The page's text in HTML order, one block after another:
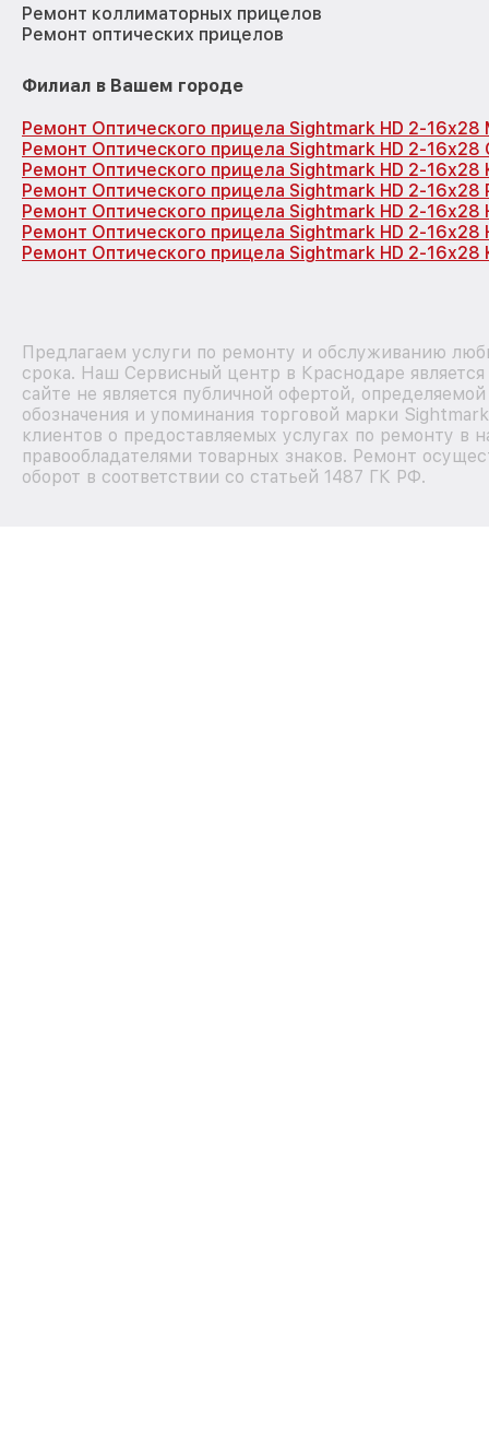
Ремонт коллиматорных прицелов
Ремонт оптических прицелов
Филиал в Вашем городе
Ремонт Оптического прицела Sightmark HD 2-16x28
Ремонт Оптического прицела Sightmark HD 2-16x28
Ремонт Оптического прицела Sightmark HD 2-16x28
Ремонт Оптического прицела Sightmark HD 2-
Ремонт Оптического прицела Sightmark HD 2-
Ремонт Оптического прицела Sightmark HD 2-16x28
Ремонт Оптического прицела Sightmark HD 2-16x28
Предлагаем услуги по ремонту и обслуживанию
срока. Наш Сервисный центр в Краснодаре
сайте не является публичной офертой,
обозначения и упоминания торговой марки
клиентов о предоставляемых услугах по ремонту в
правообладателями товарных знаков. Ремонт
оборот в соответствии со статьей 1487 ГК РФ.